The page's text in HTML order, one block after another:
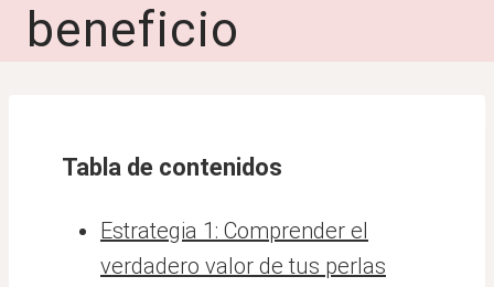
beneficio
Tabla de contenidos
Estrategia 1: Comprender el
verdadero valor de tus perlas